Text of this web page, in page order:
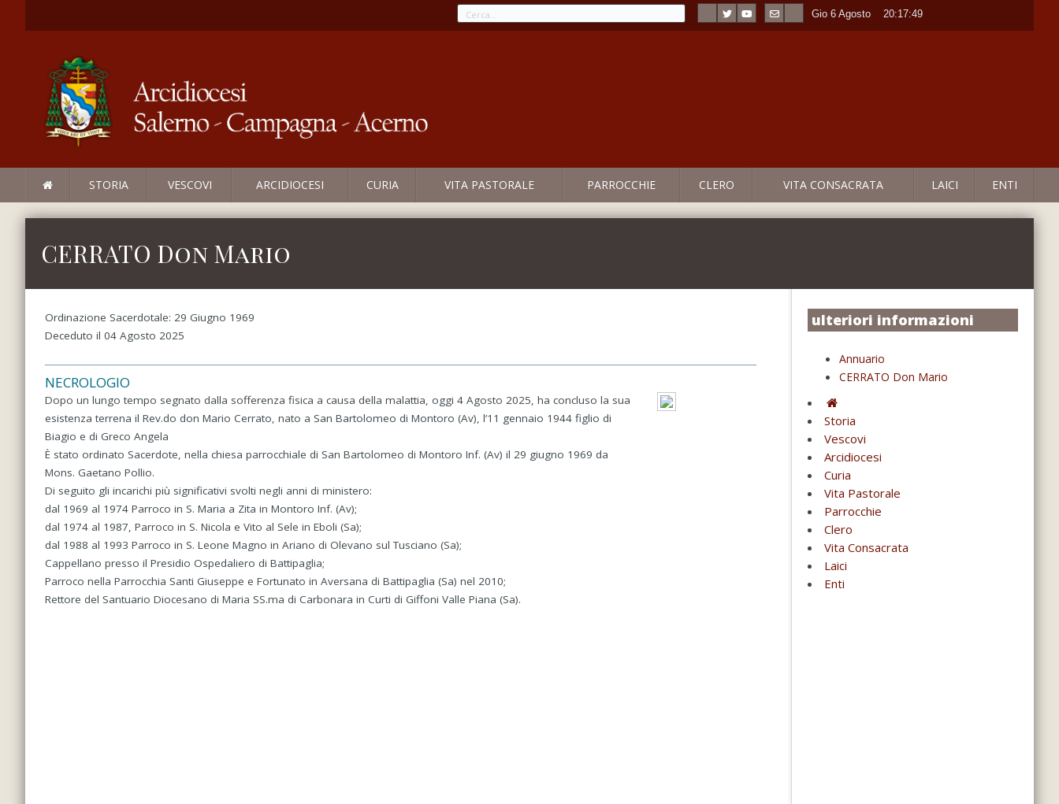
Gio 6 Agosto ----20:17:50
STORIA VESCOVI ARCIDIOCESI CURIA VITA PASTORALE PARROCCHIE CLERO VITA CONSACRATA LAICI ENTI
CERRATO Don Mario
Ordinazione Sacerdotale: 29 Giugno 1969
Deceduto il 04 Agosto 2025
NECROLOGIO
Dopo un lungo tempo segnato dalla sofferenza fisica a causa della malattia, oggi 4 Agosto 2025, ha concluso la sua
esistenza terrena il Rev.do don Mario Cerrato, nato a San Bartolomeo di Montoro (Av), l’11 gennaio 1944 figlio di
Biagio e di Greco Angela
È stato ordinato Sacerdote, nella chiesa parrocchiale di San Bartolomeo di Montoro Inf. (Av) il 29 giugno 1969 da
Mons. Gaetano Pollio.
Di seguito gli incarichi più significativi svolti negli anni di ministero:
dal 1969 al 1974 Parroco in S. Maria a Zita in Montoro Inf. (Av);
dal 1974 al 1987, Parroco in S. Nicola e Vito al Sele in Eboli (Sa);
dal 1988 al 1993 Parroco in S. Leone Magno in Ariano di Olevano sul Tusciano (Sa);
Cappellano presso il Presidio Ospedaliero di Battipaglia;
Parroco nella Parrocchia Santi Giuseppe e Fortunato in Aversana di Battipaglia (Sa) nel 2010;
Rettore del Santuario Diocesano di Maria SS.ma di Carbonara in Curti di Giffoni Valle Piana (Sa).
ulteriori informazioni
Annuario
CERRATO Don Mario
Storia
Vescovi
Arcidiocesi
Curia
Vita Pastorale
Parrocchie
Clero
Vita Consacrata
Laici
Enti